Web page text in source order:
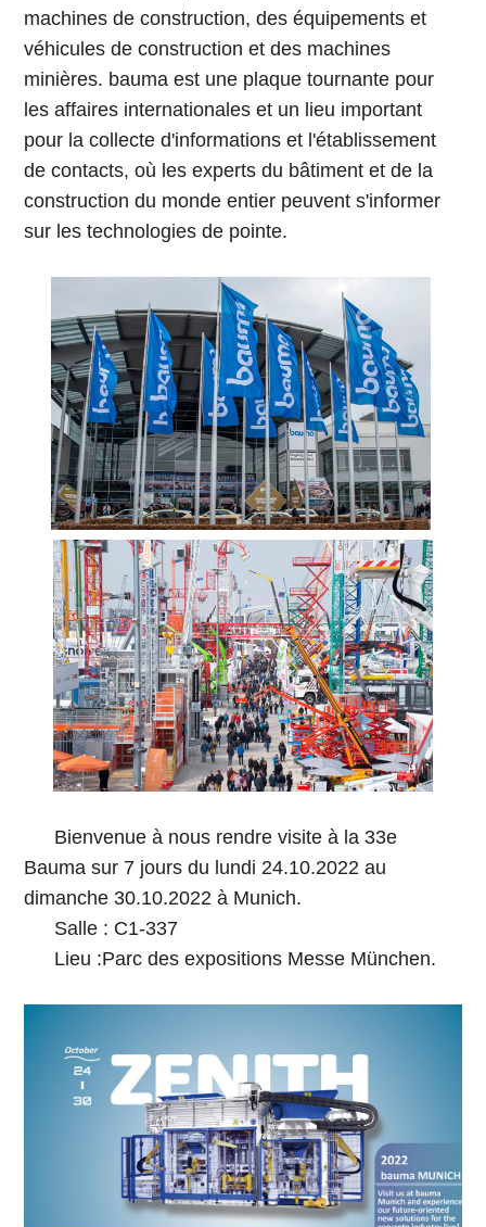
machines de construction, des équipements et
véhicules de construction et des machines
minières. bauma est une plaque tournante pour
les affaires internationales et un lieu important
pour la collecte d'informations et l'établissement
de contacts, où les experts du bâtiment et de la
construction du monde entier peuvent s'informer
sur les technologies de pointe.
Bienvenue à nous rendre visite à la 33e
Bauma sur 7 jours du lundi 24.10.2022 au
dimanche 30.10.2022 à Munich.
Salle : C1-337
Lieu :Parc des expositions Messe München.